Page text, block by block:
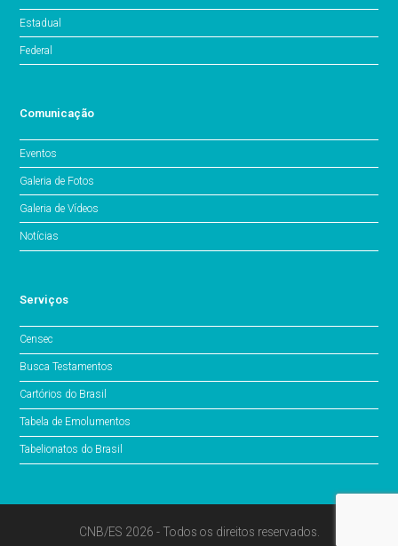
Estadual
Federal
Comunicação
Eventos
Galeria de Fotos
Galeria de Vídeos
Notícias
Serviços
Censec
Busca Testamentos
Cartórios do Brasil
Tabela de Emolumentos
Tabelionatos do Brasil
CNB/ES 2026 - Todos os direitos reservados.